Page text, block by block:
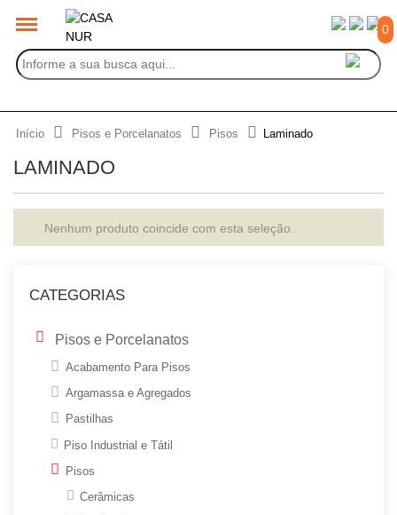
0
Início Pisos e Porcelanatos Pisos Laminado
LAMINADO
Nenhum produto coincide com esta seleção.
CATEGORIAS
Pisos e Porcelanatos
Acabamento Para Pisos
Argamassa e Agregados
Pastilhas
Piso Industrial e Tátil
Pisos
Cerâmicas